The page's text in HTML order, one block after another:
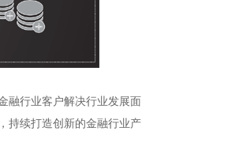
融行业客户解决行业发展面
持续打造创新的金融行业产